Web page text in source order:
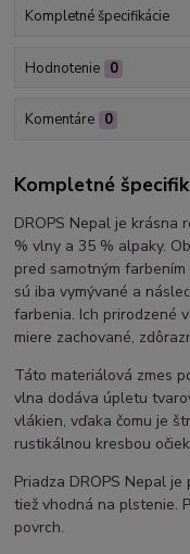
Kompletné špecifikácie
Hodnotenie 0
Komentáre 0
Kompletné
DROPS Nepal je krásna
% vlny a 35 % alpaky.
pred samotným
sú iba vymývané a
farbenia. Ich prirodzené
miere zachované,
Táto materiálová zmes
vlna dodáva úpletu
vlákien, vďaka čomu je
rustikálnou kresbou
Priadza DROPS Nepal
tiež vhodná na plstenie.
povrch.